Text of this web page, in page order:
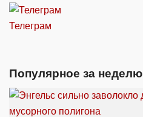
Телеграм
Популярное за неделю